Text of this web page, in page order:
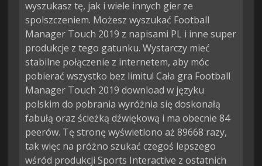
wyszukasz tę, jak i wiele innych gier ze
spolszczeniem. Możesz wyszukać Football
Manager Touch 2019 z napisami PL i inne super
produkcje z tego gatunku. Wystarczy mieć
stabilne połączenie z internetem, aby móc
pobierać wszystko bez limitu! Cała gra Football
Manager Touch 2019 download w języku
polskim do pobrania wyróżnia się doskonałą
fabułą oraz ścieżką dźwiękową i ma obecnie 84
peerów. Tę stronę wyświetlono aż 89668 razy,
tak więc na próżno szukać czegoś lepszego
wśród produkcji Sports Interactive z ostatnich